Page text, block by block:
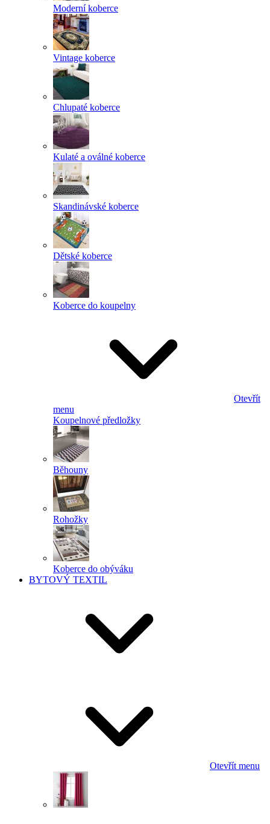
Moderní koberce
Vintage koberce
Chlupaté koberce
Kulaté a oválné koberce
Skandinávské koberce
Dětské koberce
Koberce do koupelny
Otevřít
menu
Koupelnové předložky
Běhouny
Rohožky
Koberce do obýváku
BYTOVÝ TEXTIL
Otevřít menu